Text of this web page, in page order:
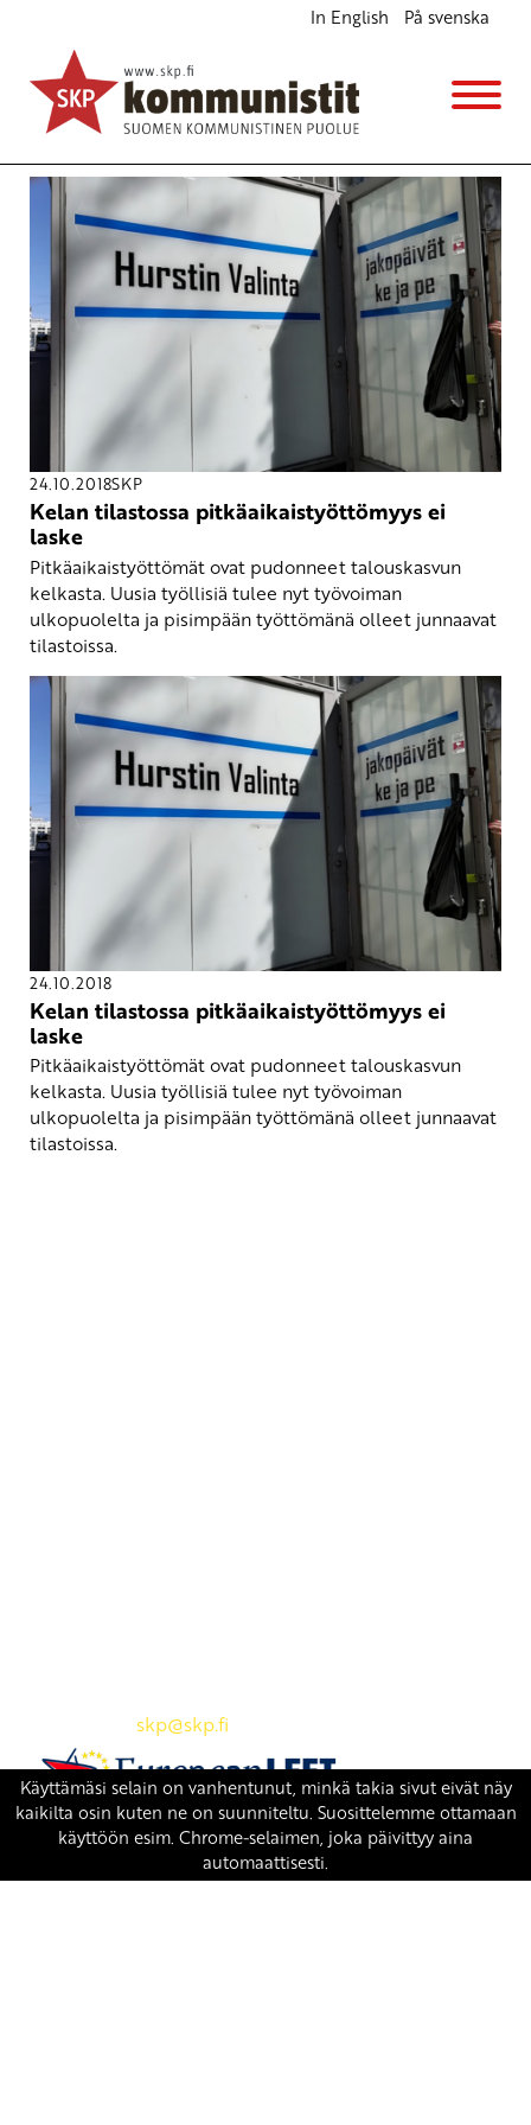
In English På svenska
pitkäaikaistyöttömyys
24.10.2018SKP
Kelan tilastossa pitkäaikaistyöttömyys ei
laske
Pitkäaikaistyöttömät ovat pudonneet talouskasvun
kelkasta. Uusia työllisiä tulee nyt työvoiman
ulkopuolelta ja pisimpään työttömänä olleet junnaavat
tilastoissa.
24.10.2018
Kelan tilastossa pitkäaikaistyöttömyys ei
laske
Pitkäaikaistyöttömät ovat pudonneet talouskasvun
kelkasta. Uusia työllisiä tulee nyt työvoiman
ulkopuolelta ja pisimpään työttömänä olleet junnaavat
tilastoissa.
skp@skp.fi
SKP on Euroopan Vasemmistopuolueen jäsen.
european-left.org
european-left.org/manifesto/